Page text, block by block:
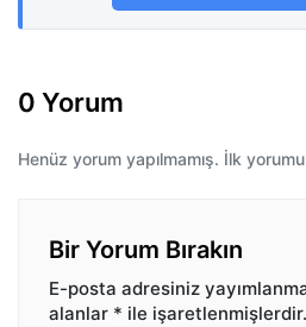
0 Yorum
Henüz yorum yapılmamış. İlk
Bir Yorum Bırakın
E-posta adresiniz
alanlar * ile işaretlenmişlerdir.